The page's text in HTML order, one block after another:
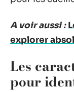
A voir aussi :
explorer
Les
pour